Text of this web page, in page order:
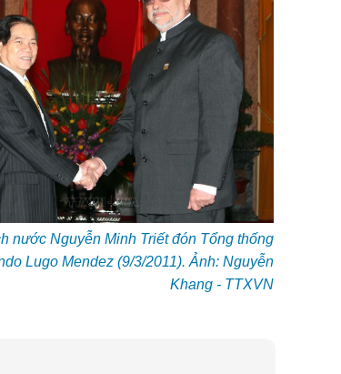
nước Nguyễn Minh Triết đón Tổng thống
Lugo Mendez (9/3/2011). Ảnh: Nguyễn
Khang - TTXVN